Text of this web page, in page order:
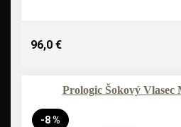
96,0 €
Prologic Šokový
-8 %